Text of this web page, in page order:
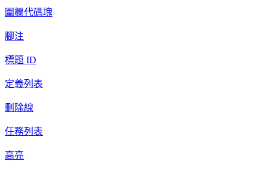
圍欄代碼塊
腳注
標題 ID
定義列表
刪除線
任務列表
高亮